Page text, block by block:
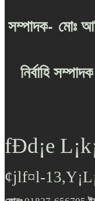
সম্পাদক- মোঃ
নির্বাহি সম্পাদক
fÐd¡e
¢jlf¤l-